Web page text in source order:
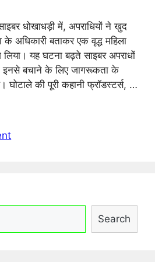
धोखाधड़ी में, अपराधियों ने खुद
अधिकारी बताकर एक वृद्ध महिला
यह घटना बढ़ते साइबर अपराधों
इनसे बचाने के लिए जागरूकता के
घोटाले की पूरी कहानी फ्रॉडस्टर्स, …
Search